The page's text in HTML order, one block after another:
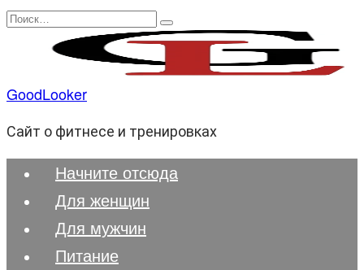
Перейти
содержанию
Search
GoodLooker
Сайт о фитнесе и тренировках
Начните отсюда
Для женщин
Для мужчин
Питание